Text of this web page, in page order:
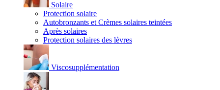
Solaire
Protection solaire
Autobronzants et Crèmes solaires teintées
Après solaires
Protection solaires des lèvres
Viscosupplémentation